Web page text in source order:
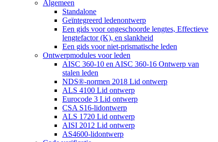
Algemeen
Standalone
Geïntegreerd ledenontwerp
Een gids voor ongeschoorde lengtes, Effectieve
lengtefactor (K), en slankheid
Een gids voor niet-prismatische leden
Ontwerpmodules voor leden
AISC 360-10 en AISC 360-16 Ontwerp van
stalen leden
NDS®-normen 2018 Lid ontwerp
ALS 4100 Lid ontwerp
Eurocode 3 Lid ontwerp
CSA S16-lidontwerp
ALS 1720 Lid ontwerp
AISI 2012 Lid ontwerp
AS4600-lidontwerp